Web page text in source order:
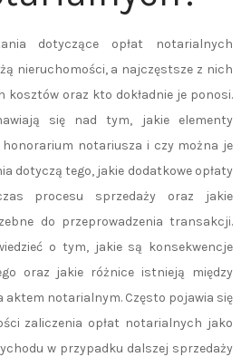
dotyczące opłat notarialnych
nieruchomości, a najczęstsze z nich
kosztów oraz kto dokładnie je ponosi.
się nad tym, jakie elementy
honorarium notariusza i czy można je
dotyczą tego, jakie dodatkowe opłaty
procesu sprzedaży oraz jakie
do przeprowadzenia transakcji.
o tym, jakie są konsekwencje
oraz jakie różnice istnieją między
aktem notarialnym. Często pojawia się
zaliczenia opłat notarialnych jako
w przypadku dalszej sprzedaży